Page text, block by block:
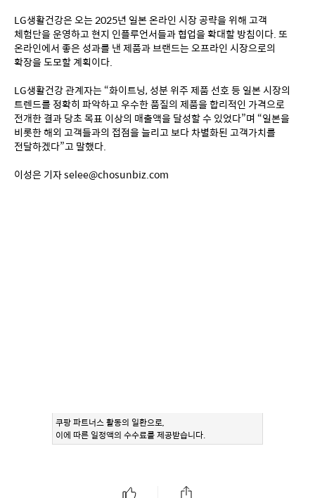
LG생활건강은 오는 2025년 일본 온라인 시장 공략을 위해 고객
체험단을 운영하고 현지 인플루언서들과 협업을 확대할 방침이다. 또
온라인에서 좋은 성과를 낸 제품과 브랜드는 오프라인 시장으로의
확장을 도모할 계획이다.
LG생활건강 관계자는 “화이트닝, 성분 위주 제품 선호 등 일본 시장의
트렌드를 정확히 파악하고 우수한 품질의 제품을 합리적인 가격으로
전개한 결과 당초 목표 이상의 매출액을 달성할 수 있었다”며 “일본을
비롯한 해외 고객들과의 접점을 늘리고 보다 차별화된 고객가치를
전달하겠다”고 말했다.
이성은 기자 selee@chosunbiz.com
쿠팡 파트너스 활동의 일환으로,
이에 따른 일정액의 수수료를 제공받습니다.